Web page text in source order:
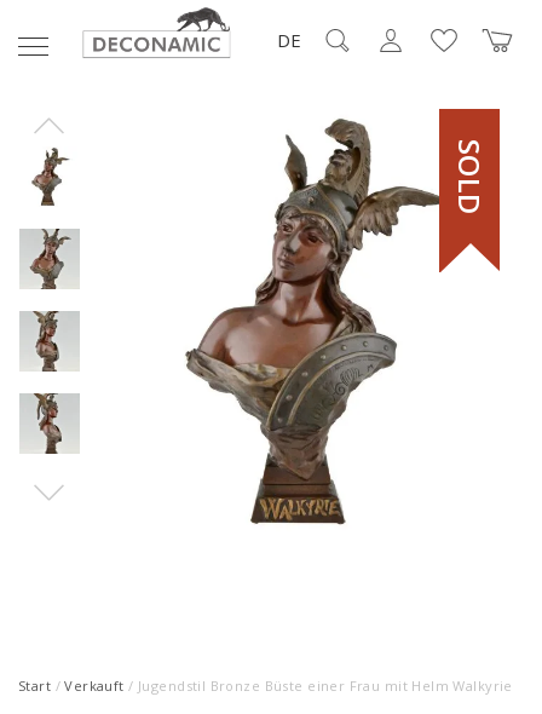
DE
SOLD
Start /Verkauft / Jugendstil Bronze Büste einer Frau mit Helm Walkyrie